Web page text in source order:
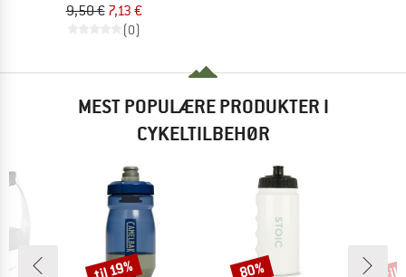
9,50 € 7,13 €
(0)
MEST POPULÆRE PRODUKTER I
CYKELTILBEHØR
Rabat
til 19% Rabat
80% til